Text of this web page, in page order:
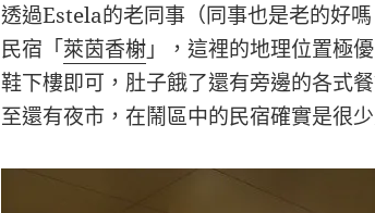
透過Estela的老同事（同事也是老的好
民宿「萊茵香榭」，這裡的地理位置極
鞋下樓即可，肚子餓了還有旁邊的各式
至還有夜市，在鬧區中的民宿確實是很